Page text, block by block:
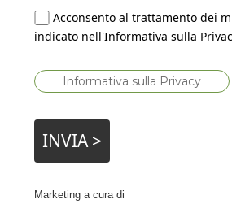
Acconsento al trattamento dei
indicato nell'Informativa sulla
Informativa sulla Privacy
INVIA >
Marketing a cura di